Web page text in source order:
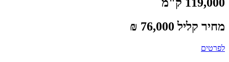
119,000 ק"מ
מחיר קליל 76,000 ₪
לפרטים